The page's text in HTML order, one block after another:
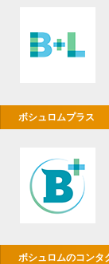
ボシュロムプラス
ボシュロムのコンタ